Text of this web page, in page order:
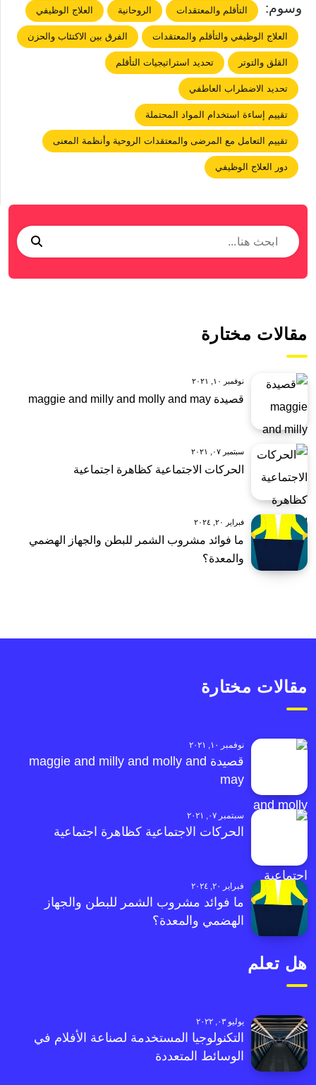
وسوم: التأقلم والمعتقدات الروحانية العلاج الوظيفي
العلاج الوظيفي والتأقلم والمعتقدات الفرق بين الاكتئاب والحزن
القلق والتوتر تحديد استراتيجيات التأقلم
تحديد الاضطراب العاطفي
تقييم إساءة استخدام المواد المحتملة
تقييم التعامل مع المرضى والمعتقدات الروحية وأنظمة المعنى
دور العلاج الوظيفي
مقالات مختارة
نوفمبر ١٠, ٢٠٢١
قصيدة maggie and milly and molly and may
سبتمبر ٠٧, ٢٠٢١
الحركات الاجتماعية كظاهرة اجتماعية
فبراير ٢٠, ٢٠٢٤
ما فوائد مشروب الشمر للبطن والجهاز الهضمي
والمعدة؟
مقالات مختارة
نوفمبر ١٠, ٢٠٢١
قصيدة maggie and milly and molly and
may
سبتمبر ٠٧, ٢٠٢١
الحركات الاجتماعية كظاهرة اجتماعية
فبراير ٢٠, ٢٠٢٤
ما فوائد مشروب الشمر للبطن والجهاز
الهضمي والمعدة؟
هل تعلم
يوليو ٠٣, ٢٠٢٢
التكنولوجيا المستخدمة لصناعة الأفلام في
الوسائط المتعددة